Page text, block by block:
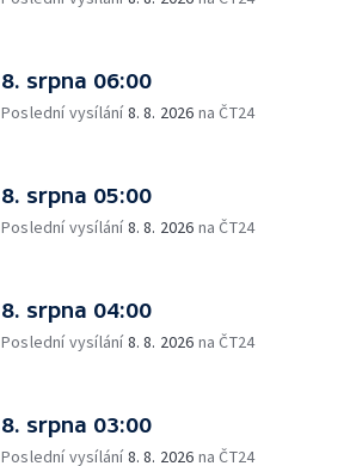
8. srpna 06:00
Poslední vysílání8. 8. 2026 na ČT24
8. srpna 05:00
Poslední vysílání8. 8. 2026 na ČT24
8. srpna 04:00
Poslední vysílání8. 8. 2026 na ČT24
8. srpna 03:00
Poslední vysílání8. 8. 2026 na ČT24